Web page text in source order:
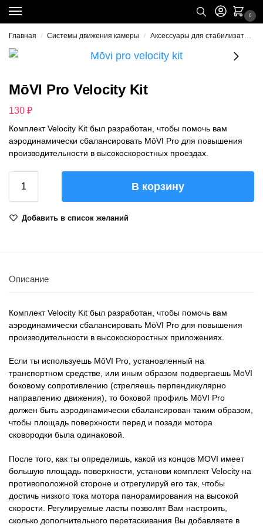
0
Главная / Системы движения камеры / Аксессуары для стабилизаторов
MōVI Pro Velocity Kit
130 ₽
Комплект Velocity Kit был разработан, чтобы помочь вам
аэродинамически сбалансировать MōVI Pro для повышения
производительности в высокоскоростных проездах.
В корзину
Добавить в список желаний
Описание
Комплект Velocity Kit был разработан, чтобы помочь вам
аэродинамически сбалансировать MōVI Pro для повышения
производительности в высокоскоростных приложениях.
Если ты используешь MōVI Pro, установленный на
транспортном средстве, или иным образом подвергаешь MōVI
боковому сопротивлению (стреляешь перпендикулярно
направлению движения), то боковой профиль MōVI Pro
должен быть аэродинамически сбалансирован таким образом,
чтобы площадь поверхности перед и позади мотора
сковородки была одинаковой.
После того, как ты определишь, какой из концов MOVI имеет
большую площадь поверхности, установи комплект Velocity на
противоположной стороне и отрегулируй его так, чтобы
достичь низкого тока мотора панорамирования на высокой
скорости. Регулируемые ласты позволят Вам настроить,
сколько дополнительного перетаскивания Вы добавляете в